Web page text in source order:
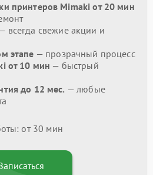
принтеров Mimaki от 20 мин
— всегда свежие акции и
этапе — прозрачный процесс
от 10 мин — быстрый
до 12 мес. — любые
от 30 мин